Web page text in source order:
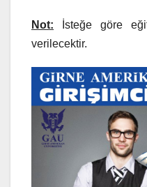
Not: İsteğe göre
verilecektir.